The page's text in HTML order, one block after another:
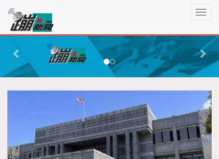
T
g
l
e
g
a
t
i
o
蹦
新
聞P
r
v
i
N
e
x
t